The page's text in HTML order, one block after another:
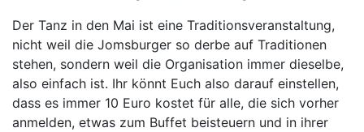
Der Tanz in den Mai ist eine Traditionsveranstaltung,
nicht weil die Jomsburger so derbe auf Traditionen
stehen, sondern weil die Organisation immer dieselbe,
also einfach ist. Ihr könnt Euch also darauf einstellen,
dass es immer 10 Euro kostet für alle, die sich vorher
anmelden, etwas zum Buffet beisteuern und in ihrer